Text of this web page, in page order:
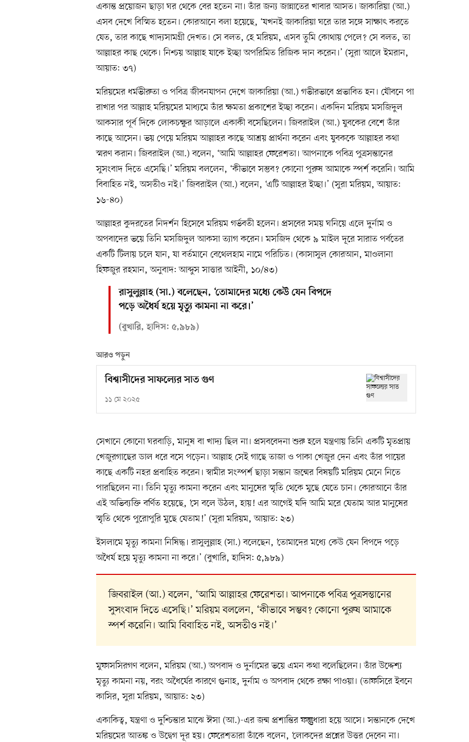
একান্ত প্রয়োজন ছাড়া ঘর থেকে বের হতেন না। তাঁর জন্য জান্নাতের খাবার আসত। জাকারিয়া (আ.)
এসব দেখে বিস্মিত হতেন। কোরআনে বলা হয়েছে, ‘যখনই জাকারিয়া ঘরে তার সঙ্গে সাক্ষাৎ করতে
যেত, তার কাছে খাদ্যসামগ্রী দেখত। সে বলত, হে মরিয়ম, এসব তুমি কোথায় পেলে? সে বলত, তা
আল্লাহর কাছ থেকে। নিশ্চয় আল্লাহ যাকে ইচ্ছা অপরিমিত রিজিক দান করেন।’ (সুরা আলে ইমরান,
আয়াত: ৩৭)
মরিয়মের ধর্মভীরুতা ও পবিত্র জীবনযাপন দেখে জাকারিয়া (আ.) গভীরভাবে প্রভাবিত হন। যৌবনে পা
রাখার পর আল্লাহ মরিয়মের মাধ্যমে তাঁর ক্ষমতা প্রকাশের ইচ্ছা করেন। একদিন মরিয়ম মসজিদুল
আকসার পূর্ব দিকে লোকচক্ষুর আড়ালে একাকী বসেছিলেন। জিবরাইল (আ.) যুবকের বেশে তাঁর
কাছে আসেন। ভয় পেয়ে মরিয়ম আল্লাহর কাছে আশ্রয় প্রার্থনা করেন এবং যুবককে আল্লাহর কথা
স্মরণ করান। জিবরাইল (আ.) বলেন, ‘আমি আল্লাহর ফেরেশতা। আপনাকে পবিত্র পুত্রসন্তানের
সুসংবাদ দিতে এসেছি।’ মরিয়ম বললেন, ‘কীভাবে সম্ভব? কোনো পুরুষ আমাকে স্পর্শ করেনি। আমি
বিবাহিত নই, অসতীও নই।’ জিবরাইল (আ.) বলেন, ‘এটি আল্লাহর ইচ্ছা।’ (সুরা মরিয়ম, আয়াত:
১৬-৪০)
আল্লাহর কুদরতের নিদর্শন হিসেবে মরিয়ম গর্ভবতী হলেন। প্রসবের সময় ঘনিয়ে এলে দুর্নাম ও
অপবাদের ভয়ে তিনি মসজিদুল আকসা ত্যাগ করেন। মসজিদ থেকে ৯ মাইল দূরে সারাত পর্বতের
একটি টিলায় চলে যান, যা বর্তমানে বেথেলহাম নামে পরিচিত। (কাসাসুল কোরআন, মাওলানা
হিফজুর রহমান, অনুবাদ: আব্দুস সাত্তার আইনী, ১০/৪৩)
রাসুলুল্লাহ (সা.) বলেছেন, ‘তোমাদের মধ্যে কেউ যেন বিপদে
পড়ে অধৈর্য হয়ে মৃত্যু কামনা না করে।’
(বুখারি, হাদিস: ৫,৯৮৯)
আরও পড়ুন
বিশ্বাসীদের সাফল্যের সাত গুণ
১১ মে ২০২৫
সেখানে কোনো ঘরবাড়ি, মানুষ বা খাদ্য ছিল না। প্রসববেদনা শুরু হলে যন্ত্রণায় তিনি একটি মৃতপ্রায়
খেজুরগাছের ডাল ধরে বসে পড়েন। আল্লাহ সেই গাছে তাজা ও পাকা খেজুর দেন এবং তাঁর পায়ের
কাছে একটি নহর প্রবাহিত করেন। স্বামীর সংস্পর্শ ছাড়া সন্তান জন্মের বিষয়টি মরিয়ম মেনে নিতে
পারছিলেন না। তিনি মৃত্যু কামনা করেন এবং মানুষের স্মৃতি থেকে মুছে যেতে চান। কোরআনে তাঁর
এই অভিব্যক্তি বর্ণিত হয়েছে, ‘সে বলে উঠল, হায়! এর আগেই যদি আমি মরে যেতাম আর মানুষের
স্মৃতি থেকে পুরোপুরি মুছে যেতাম!’ (সুরা মরিয়ম, আয়াত: ২৩)
ইসলামে মৃত্যু কামনা নিষিদ্ধ। রাসুলুল্লাহ (সা.) বলেছেন, ‘তোমাদের মধ্যে কেউ যেন বিপদে পড়ে
অধৈর্য হয়ে মৃত্যু কামনা না করে।’ (বুখারি, হাদিস: ৫,৯৮৯)
জিবরাইল (আ.) বলেন, ‘আমি আল্লাহর ফেরেশতা। আপনাকে পবিত্র পুত্রসন্তানের
সুসংবাদ দিতে এসেছি।’ মরিয়ম বললেন, ‘কীভাবে সম্ভব? কোনো পুরুষ আমাকে
স্পর্শ করেনি। আমি বিবাহিত নই, অসতীও নই।’
মুফাসসিরগণ বলেন, মরিয়ম (আ.) অপবাদ ও দুর্নামের ভয়ে এমন কথা বলেছিলেন। তাঁর উদ্দেশ্য
মৃত্যু কামনা নয়, বরং অধৈর্যের কারণে গুনাহ, দুর্নাম ও অপবাদ থেকে রক্ষা পাওয়া। (তাফসিরে ইবনে
কাসির, সুরা মরিয়ম, আয়াত: ২৩)
একাকিত্ব, যন্ত্রণা ও দুশ্চিন্তার মাঝে ঈসা (আ.)-এর জন্ম প্রশান্তির ফল্গুধারা হয়ে আসে। সন্তানকে দেখে
মরিয়মের আতঙ্ক ও উদ্বেগ দূর হয়। ফেরেশতারা তাঁকে বলেন, ‘লোকদের প্রশ্নের উত্তর দেবেন না।